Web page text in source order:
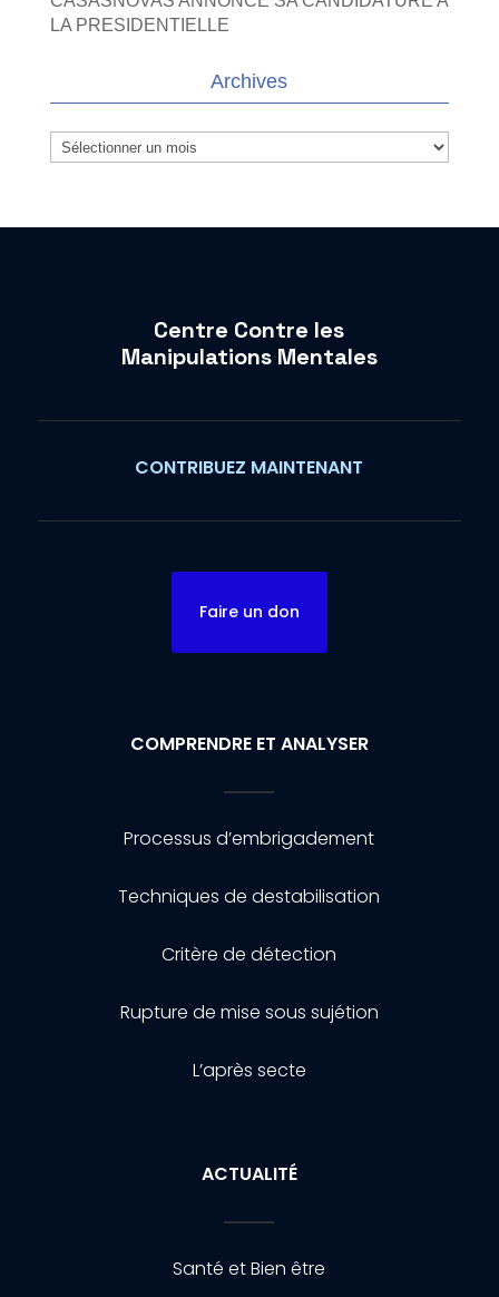
LA PRESIDENTIELLE
Archives
Archives
Centre Contre les
Manipulations Mentales
CONTRIBUEZ MAINTENANT
Faire un don
COMPRENDRE ET ANALYSER
Processus d’embrigadement
Techniques de destabilisation
Critère de détection
Rupture de mise sous sujétion
L’après secte
ACTUALITÉ
Santé et Bien être